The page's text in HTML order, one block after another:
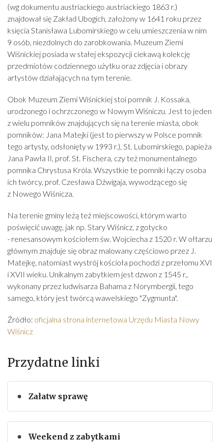
Przydatne linki
Załatw sprawę
Weekend z zabytkami
(wg dokumentu austriackiego austriackiego 1863 r.)
znajdował się Zakład Ubogich, założony w 1641 roku przez
księcia Stanisława Lubomirskiego w celu umieszczenia w nim
9 osób, niezdolnych do zarobkowania. Muzeum Ziemi
Wiśnickiej posiada w stałej ekspozycji ciekawą kolekcję
przedmiotów codziennego użytku oraz zdjęcia i obrazy
artystów działających na tym terenie.
Obok Muzeum Ziemi Wiśnickiej stoi pomnik J. Kossaka,
urodzonego i ochrzczonego w Nowym Wiśniczu. Jest to jeden
z wielu pomników znajdujących się na terenie miasta, obok
pomników: Jana Matejki (jest to pierwszy w Polsce pomnik
tego artysty, odsłonięty w 1993 r.), St. Lubomirskiego, papieża
Jana Pawła II, prof. St. Fischera, czy też monumentalnego
pomnika Chrystusa Króla. Wszystkie te pomniki łączy osoba
ich twórcy, prof. Czesława Dźwigaja, wywodzącego się
z Nowego Wiśnicza.
Na terenie gminy leżą też miejscowości, którym warto
poświęcić uwagę, jak np. Stary Wiśnicz, z gotycko
- renesansowym kościołem św. Wojciecha z 1520 r. W ołtarzu
głównym znajduje się obraz malowany częściowo przez J.
Matejkę, natomiast wystrój kościoła pochodzi z przełomu XVI
i XVII wieku. Unikalnym zabytkiem jest dzwon z 1545 r.,
wykonany przez ludwisarza Bahama z Norymbergii, tego
samego, który jest twórcą wawelskiego "Zygmunta".
Źródło: oficjalna strona internetowa Urzędu Miasta Nowy
Wiśnicz